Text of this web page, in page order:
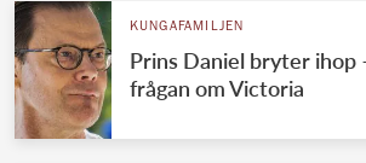
KUNGAFAMILJEN
Prins Daniel bryter ihop
frågan om Victoria